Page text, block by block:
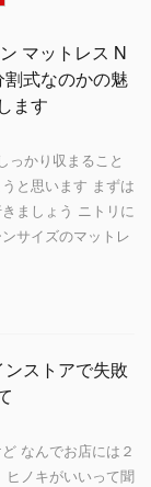
マットレス N
式なのかの魅
ます
っかり収まること
と思います まずは
ましょう ニトリに
サイズのマットレ
ストアで失敗
なんでお店には２
ノキがいいって聞